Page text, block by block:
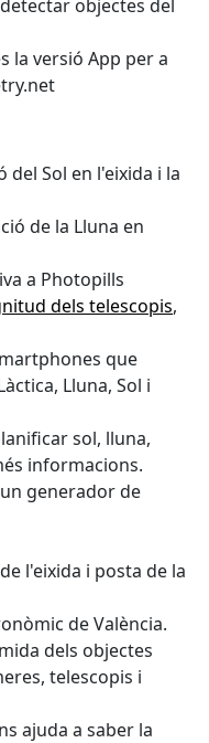
objectes del
la versió App per a
del Sol en l'eixida i la
de la Lluna en
a Photopills
dels telescopis,
que
Lluna, Sol i
sol, lluna,
informacions.
un generador de
l'eixida i posta de la
de València.
dels objectes
telescopis i
ajuda a saber la